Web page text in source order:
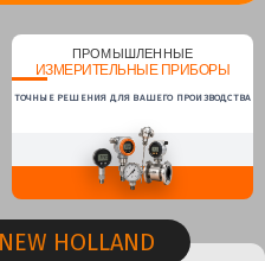
ПРОМЫШЛЕННЫЕ
ИЗМЕРИТЕЛЬНЫЕ ПРИБОРЫ
ТОЧНЫЕ РЕШЕНИЯ ДЛЯ ВАШЕГО ПРОИЗВОДСТВА
HOLLAND